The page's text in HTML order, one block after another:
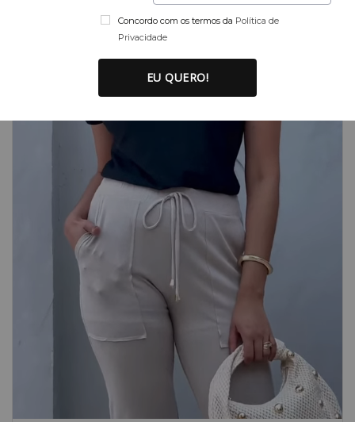
Concordo com os termos da Política de
Privacidade
EU QUERO!